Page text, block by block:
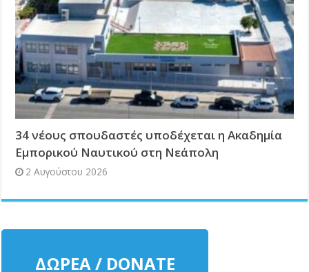
34 νέους σπουδαστές υποδέχεται η Ακαδημία
Εμπορικού Ναυτικού στη Νεάπολη
2 Αυγούστου 2026
ΔΩΡΕΑ / DONATE